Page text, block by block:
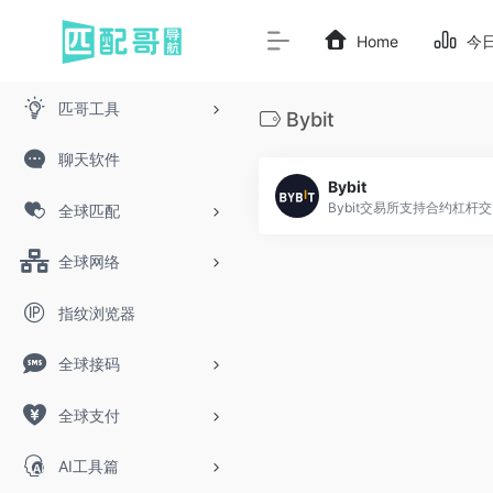
匹哥工具
聊天软件
全球匹配
全球网络
指纹浏览器
全球接码
全球支付
AI工具篇
Home 今
Bybit
Bybit